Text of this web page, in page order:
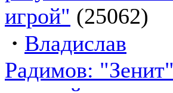
игрой" (25062)
· Владислав
Радимов: "Зенит"